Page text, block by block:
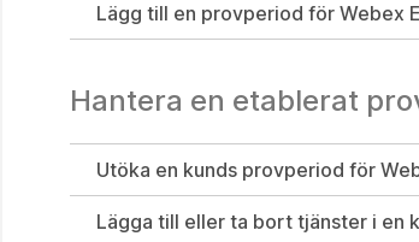
Lägg till en provperiod för Webex
Hantera en etablerat
Utöka en kunds provperiod för
Lägga till eller ta bort tjänster i en